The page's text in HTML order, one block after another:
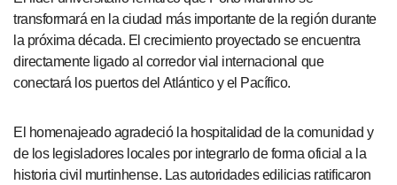
transformará en la ciudad más importante de la región durante
la próxima década. El crecimiento proyectado se encuentra
directamente ligado al corredor vial internacional que
conectará los puertos del Atlántico y el Pacífico.
El homenajeado agradeció la hospitalidad de la comunidad y
de los legisladores locales por integrarlo de forma oficial a la
historia civil murtinhense. Las autoridades edilicias ratificaron